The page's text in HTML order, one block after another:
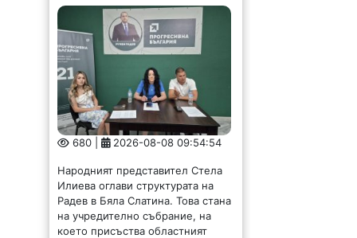
680 | 2026-08-08 09:54:54
Народният представител Стела
Илиева оглави структурата на
Радев в Бяла Слатина. Това стана
на учредително събрание, на
което присъства областният